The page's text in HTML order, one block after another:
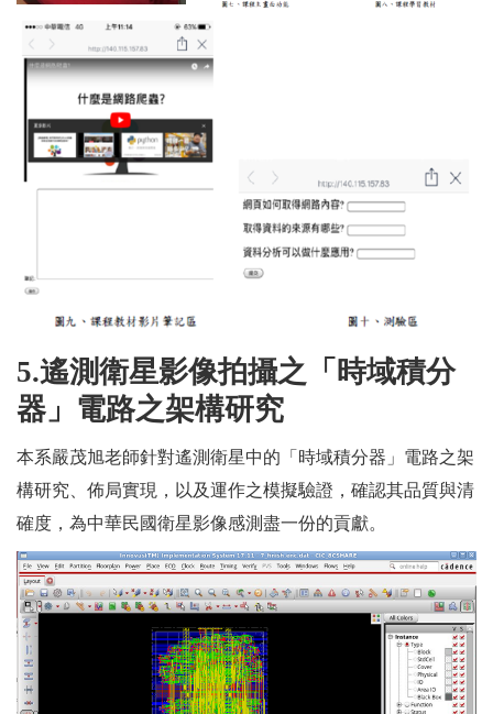
5.遙測衛星影像拍攝之「時域積分
器」電路之架構研究
本系嚴茂旭老師針對遙測衛星中的「時域積分器」電路之架
構研究、佈局實現，以及運作之模擬驗證，確認其品質與清
確度，為中華民國衛星影像感測盡一份的貢獻。